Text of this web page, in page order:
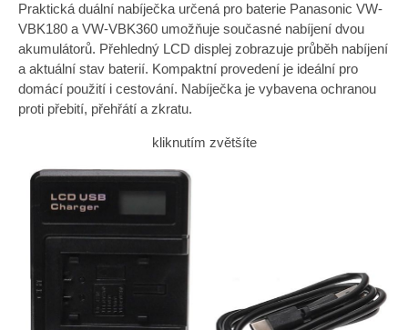
Praktická duální nabíječka určená pro baterie Panasonic VW-
VBK180 a VW-VBK360 umožňuje současné nabíjení dvou
akumulátorů. Přehledný LCD displej zobrazuje průběh nabíjení
a aktuální stav baterií. Kompaktní provedení je ideální pro
domácí použití i cestování. Nabíječka je vybavena ochranou
proti přebití, přehřátí a zkratu.
kliknutím zvětšíte